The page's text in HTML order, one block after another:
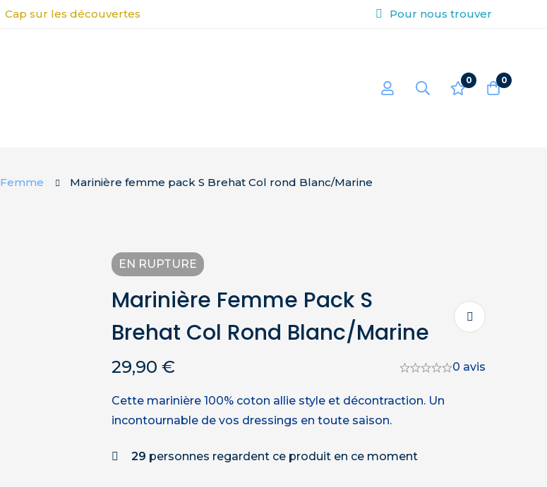
Cap sur les découvertes Pour nous trouver
0 0
Femme Marinière femme pack S Brehat Col rond Blanc/Marine
EN RUPTURE
Marinière Femme Pack S
Brehat Col Rond Blanc/Marine
29,90 € 0 avis
Cette marinière 100% coton allie style et décontraction. Un
incontournable de vos dressings en toute saison.
29 personnes regardent ce produit en ce moment